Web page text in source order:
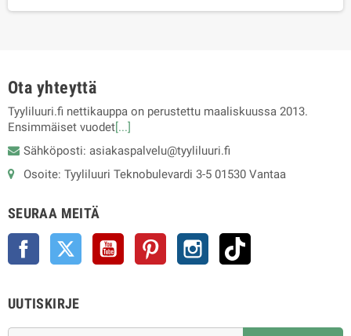
Ota yhteyttä
Tyyliluuri.fi nettikauppa on perustettu maaliskuussa 2013.
Ensimmäiset vuodet[...]
Sähköposti: asiakaspalvelu@tyyliluuri.fi
Osoite: Tyyliluuri Teknobulevardi 3-5 01530 Vantaa
SEURAA MEITÄ
Facebook Twitter YouTube Pinterest Instagram
UUTISKIRJE